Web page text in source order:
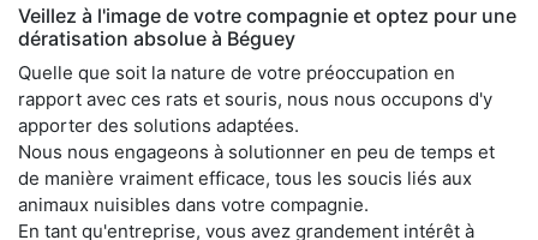
Veillez à l'image de votre compagnie et optez pour une
dératisation absolue à Béguey
Quelle que soit la nature de votre préoccupation en
rapport avec ces rats et souris, nous nous occupons d'y
apporter des solutions adaptées.
Nous nous engageons à solutionner en peu de temps et
de manière vraiment efficace, tous les soucis liés aux
animaux nuisibles dans votre compagnie.
En tant qu'entreprise, vous avez grandement intérêt à